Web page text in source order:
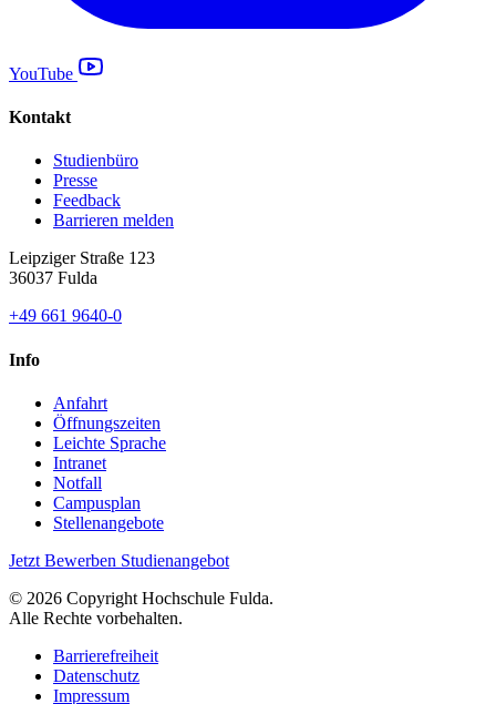
YouTube
Kontakt
Studienbüro
Presse
Feedback
Barrieren melden
Leipziger Straße 123
36037 Fulda
+49 661 9640-0
Info
Anfahrt
Öffnungszeiten
Leichte Sprache
Intranet
Notfall
Campusplan
Stellenangebote
Jetzt Bewerben Studienangebot
© 2026 Copyright Hochschule Fulda.
Alle Rechte vorbehalten.
Barrierefreiheit
Datenschutz
Impressum